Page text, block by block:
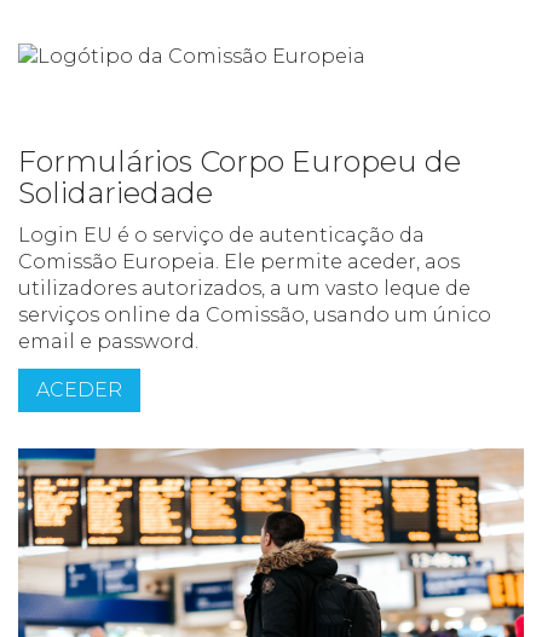
Formulários Corpo Europeu de
Solidariedade
Login EU é o serviço de autenticação da
Comissão Europeia. Ele permite aceder, aos
utilizadores autorizados, a um vasto leque de
serviços online da Comissão, usando um único
email e password.
ACEDER